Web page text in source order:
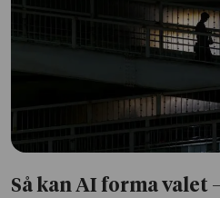
Så kan AI forma valet